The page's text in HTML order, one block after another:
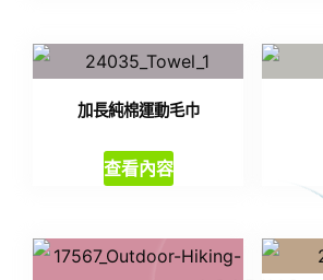
加長純棉運動毛巾
查看內容